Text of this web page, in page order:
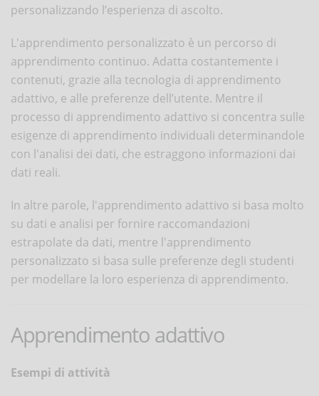
personalizzando l’esperienza di ascolto.
L'apprendimento personalizzato è un percorso di
apprendimento continuo. Adatta costantemente i
contenuti, grazie alla tecnologia di apprendimento
adattivo, e alle preferenze dell’utente. Mentre il
processo di apprendimento adattivo si concentra sulle
esigenze di apprendimento individuali determinandole
con l'analisi dei dati, che estraggono informazioni dai
dati reali.
In altre parole, l'apprendimento adattivo si basa molto
su dati e analisi per fornire raccomandazioni
estrapolate da dati, mentre l'apprendimento
personalizzato si basa sulle preferenze degli studenti
per modellare la loro esperienza di apprendimento.
Apprendimento adattivo
Esempi di attività